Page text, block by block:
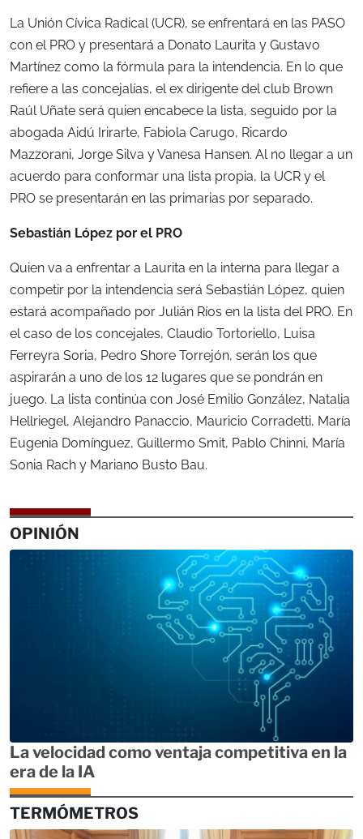
La Unión Cívica Radical (UCR), se enfrentará en las PASO
con el PRO y presentará a Donato Laurita y Gustavo
Martínez como la fórmula para la intendencia. En lo que
refiere a las concejalías, el ex dirigente del club Brown
Raúl Uñate será quien encabece la lista, seguido por la
abogada Aidú Irirarte, Fabiola Carugo, Ricardo
Mazzorani, Jorge Silva y Vanesa Hansen. Al no llegar a un
acuerdo para conformar una lista propia, la UCR y el
PRO se presentarán en las primarias por separado.
Sebastián López por el PRO
Quien va a enfrentar a Laurita en la interna para llegar a
competir por la intendencia será Sebastián López, quien
estará acompañado por Julián Ríos en la lista del PRO. En
el caso de los concejales, Claudio Tortoriello, Luisa
Ferreyra Soria, Pedro Shore Torrejón, serán los que
aspirarán a uno de los 12 lugares que se pondrán en
juego. La lista continúa con José Emilio González, Natalia
Hellriegel, Alejandro Panaccio, Mauricio Corradetti, María
Eugenia Domínguez, Guillermo Smit, Pablo Chinni, María
Sonia Rach y Mariano Busto Bau.
OPINIÓN
La velocidad como ventaja competitiva en la
era de la IA
TERMÓMETROS